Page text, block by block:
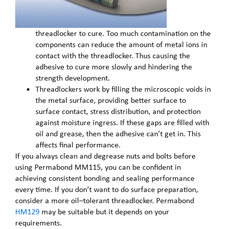
threadlocker to cure. Too much contamination on the
components can reduce the amount of metal ions in
contact with the threadlocker. Thus causing the
adhesive to cure more slowly and hindering the
strength development.
Threadlockers work by filling the microscopic voids in
the metal surface, providing better surface to
surface contact, stress distribution, and protection
against moisture ingress. If these gaps are filled with
oil and grease, then the adhesive can’t get in. This
affects final performance.
If you always clean and degrease nuts and bolts before
using Permabond MM115, you can be confident in
achieving consistent bonding and sealing performance
every time. If you don’t want to do surface preparation,
consider a more oil–tolerant threadlocker. Permabond
HM129 may be suitable but it depends on your
requirements.